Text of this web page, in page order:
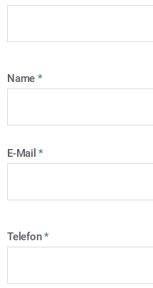
Name *
E-Mail*
Telefon*